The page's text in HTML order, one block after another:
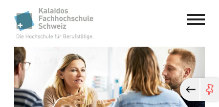
Kalaidos Fachhochschule Schweiz